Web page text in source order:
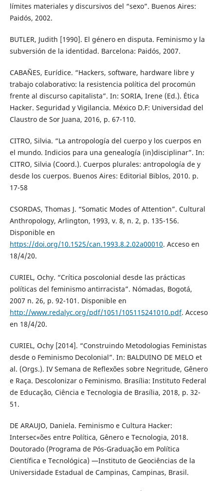
límites materiales y discursivos del “sexo”. Buenos Aires:
Paidós, 2002.
BUTLER, Judith [1990]. El género en disputa. Feminismo y la
subversión de la identidad. Barcelona: Paidós, 2007.
CABAÑES, Eurídice. “Hackers, software, hardware libre y
trabajo colaborativo: la resistencia política del procomún
frente al discurso capitalista”. In: SORIA, Irene (Ed.). Ética
Hacker. Seguridad y Vigilancia. México D.F: Universidad del
Claustro de Sor Juana, 2016, p. 67-110.
CITRO, Silvia. “La antropología del cuerpo y los cuerpos en
el mundo. Indicios para una genealogía (in)disciplinar”. In:
CITRO, Silvia (Coord.). Cuerpos plurales: antropología de y
desde los cuerpos. Buenos Aires: Editorial Biblos, 2010. p.
17-58
CSORDAS, Thomas J. “Somatic Modes of Attention”. Cultural
Anthropology, Arlington, 1993, v. 8, n. 2, p. 135-156.
Disponible en
https://doi.org/10.1525/can.1993.8.2.02a00010. Acceso en
18/4/20.
CURIEL, Ochy. “Crítica poscolonial desde las prácticas
políticas del feminismo antirracista”. Nómadas, Bogotá,
2007 n. 26, p. 92-101. Disponible en
http://www.redalyc.org/pdf/1051/105115241010.pdf. Acceso
en 18/4/20.
CURIEL, Ochy [2014]. “Construindo Metodologias Feministas
desde o Feminismo Decolonial”. In: BALDUINO DE MELO et
al. (Orgs.). IV Semana de Reflexões sobre Negritude, Gênero
e Raça. Descolonizar o Feminismo. Brasília: Instituto Federal
de Educação, Ciência e Tecnologia de Brasília, 2018, p. 32-
51.
DE ARAUJO, Daniela. Feminismo e Cultura Hacker:
Intersec«ões entre Política, Gênero e Tecnologia, 2018.
Doutorado (Programa de Pós-Graduação em Política
Científica e Tecnológica) —Instituto de Geociências de la
Universidade Estadual de Campinas, Campinas, Brasil.